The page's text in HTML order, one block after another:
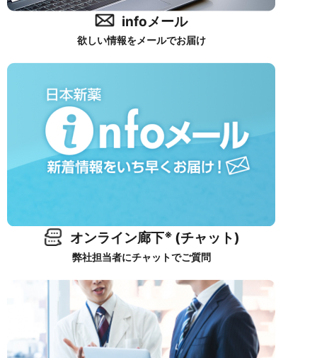
infoメール
欲しい情報をメールでお届け
オンライン廊下※ (チャット)
弊社担当者にチャットでご質問